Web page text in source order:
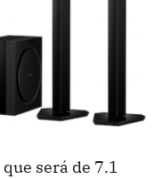
será de 7.1